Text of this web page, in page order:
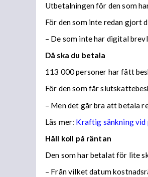
Utbetalningen för den som
För den som inte redan gjort
– De som inte har digital
Då ska du betala
113 000 personer har fått
För den som får
– Men det går bra att betala
Läs mer: Kraftig sänkning vid
Håll koll på räntan
Den som har betalat för lite
– Från vilket datum